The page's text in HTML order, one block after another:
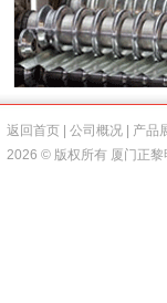
返回首页 公司概况 产品
2026 © 版权所有 厦门正